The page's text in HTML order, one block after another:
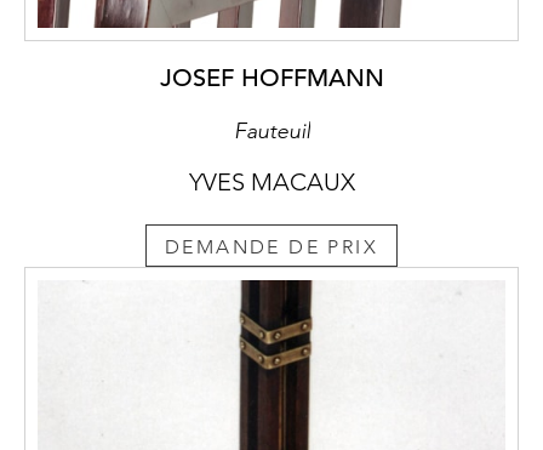
JOSEF HOFFMANN
Fauteuil
YVES MACAUX
DEMANDE DE PRIX